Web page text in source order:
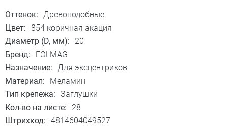
Оттенок: Древоподобные
Цвет: 854 коричная акация
Диаметр (D, мм):
20
Бренд:
FOLMAG
Назначение: Для эксцентриков
Материал:
Меламин
Тип крепежа: Заглушки
Кол-во на листе:
28
Штрихкод: 4814604049527